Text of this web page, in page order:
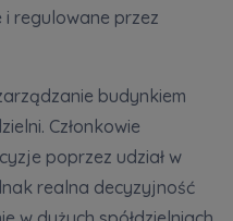
regulowane przez
budynkiem
Członkowie
poprzez udział w
realna decyzyjność